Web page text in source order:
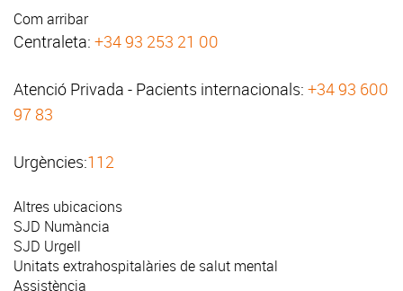
Com arribar
Centraleta: +34 93 253 21 00
Atenció Privada - Pacients internacionals: +34 93 600
97 83
Urgències:112
Altres ubicacions
SJD Numància
SJD Urgell
Unitats extrahospitalàries de salut mental
Assistència